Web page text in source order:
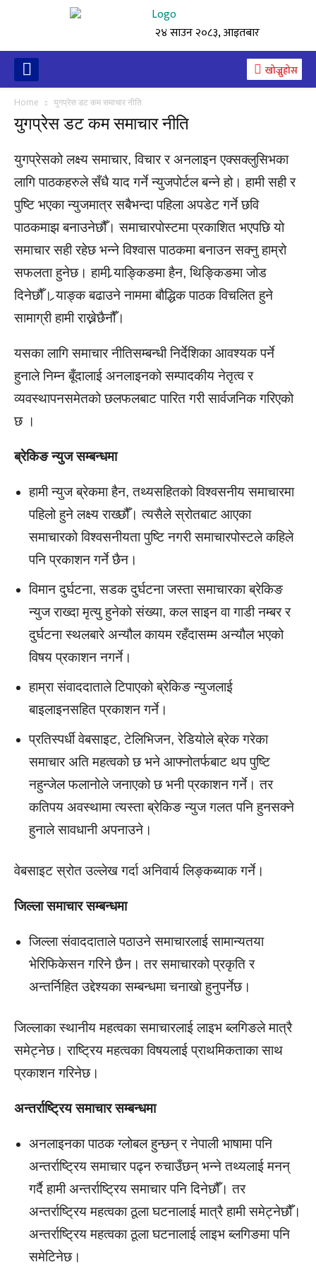
२४ साउन २०८३, आइतबार
खोज्नुहोस
Home युगप्रेस डट कम समाचार नीति
युगप्रेस डट कम समाचार नीति
युगप्रेसको लक्ष्य समाचार, विचार र अनलाइन एक्सक्लुसिभका
लागि पाठकहरुले सँधै याद गर्ने न्युजपोर्टल बन्ने हो। हामी सही र
पुष्टि भएका न्युजमात्र सबैभन्दा पहिला अपडेट गर्ने छवि
पाठकमाझ बनाउनेछौँ। समाचारपोस्टमा प्रकाशित भएपछि यो
समाचार सही रहेछ भन्ने विश्वास पाठकमा बनाउन सक्नु हाम्रो
सफलता हुनेछ। हामी र्‍याङ्किङमा हैन, थिङ्किङमा जोड
दिनेछौँ। र्‍याङ्क बढाउने नाममा बौद्धिक पाठक विचलित हुने
सामाग्री हामी राख्नेछैनौँ।
यसका लागि समाचार नीतिसम्बन्धी निर्देशिका आवश्यक पर्ने
हुनाले निम्न बूँदालाई अनलाइनको सम्पादकीय नेतृत्व र
व्यवस्थापनसमेतको छलफलबाट पारित गरी सार्वजनिक गरिएको
छ ।
ब्रेकिङ न्युज सम्बन्धमा
हामी न्युज ब्रेकमा हैन, तथ्यसहितको विश्वसनीय समाचारमा
पहिलो हुने लक्ष्य राख्छौँ। त्यसैले स्रोतबाट आएका
समाचारको विश्वसनीयता पुष्टि नगरी समाचारपोस्टले कहिले
पनि प्रकाशन गर्ने छैन।
विमान दुर्घटना, सडक दुर्घटना जस्ता समाचारका ब्रेकिङ
न्युज राख्दा मृत्यु हुनेको संख्या, कल साइन वा गाडी नम्बर र
दुर्घटना स्थलबारे अन्यौल कायम रहँदासम्म अन्यौल भएको
विषय प्रकाशन नगर्ने।
हाम्रा संवाददाताले टिपाएको ब्रेकिङ न्युजलाई
बाइलाइनसहित प्रकाशन गर्ने।
प्रतिस्पर्धी वेबसाइट, टेलिभिजन, रेडियोले ब्रेक गरेका
समाचार अति महत्वको छ भने आफ्नोतर्फबाट थप पुष्टि
नहुन्जेल फलानोले जनाएको छ भनी प्रकाशन गर्ने। तर
कतिपय अवस्थामा त्यस्ता ब्रेकिङ न्युज गलत पनि हुनसक्ने
हुनाले सावधानी अपनाउने।
वेबसाइट स्रोत उल्लेख गर्दा अनिवार्य लिङ्कब्याक गर्ने।
जिल्ला समाचार सम्बन्धमा
जिल्ला संवाददाताले पठाउने समाचारलाई सामान्यतया
भेरिफिकेसन गरिने छैन। तर समाचारको प्रकृति र
अन्तर्निहित उद्देश्यका सम्बन्धमा चनाखो हुनुपर्नेछ।
जिल्लाका स्थानीय महत्वका समाचारलाई लाइभ ब्लगिङले मात्रै
समेट्नेछ। राष्ट्रिय महत्वका विषयलाई प्राथमिकताका साथ
प्रकाशन गरिनेछ।
अन्तर्राष्ट्रिय समाचार सम्बन्धमा
अनलाइनका पाठक ग्लोबल हुन्छन् र नेपाली भाषामा पनि
अन्तर्राष्ट्रिय समाचार पढ्न रुचाउँछन् भन्ने तथ्यलाई मनन्
गर्दै हामी अन्तर्राष्ट्रिय समाचार पनि दिनेछौँ। तर
अन्तर्राष्ट्रिय महत्वका ठूला घटनालाई मात्रै हामी समेट्नेछौँ।
अन्तर्राष्ट्रिय महत्वका ठूला घटनालाई लाइभ ब्लगिङमा पनि
समेटिनेछ।